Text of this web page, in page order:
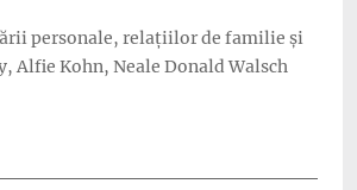
personale, relațiilor de familie și
Kohn, Neale Donald Walsch